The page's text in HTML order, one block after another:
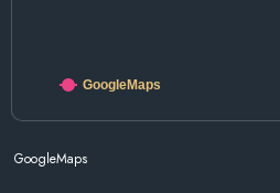
GoogleMaps
GoogleMaps